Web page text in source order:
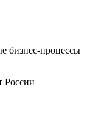
бизнес-процессы